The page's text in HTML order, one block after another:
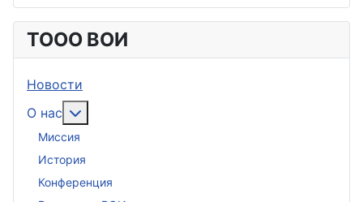
ТООО ВОИ
Новости
О нас
Миссия
История
Конференция